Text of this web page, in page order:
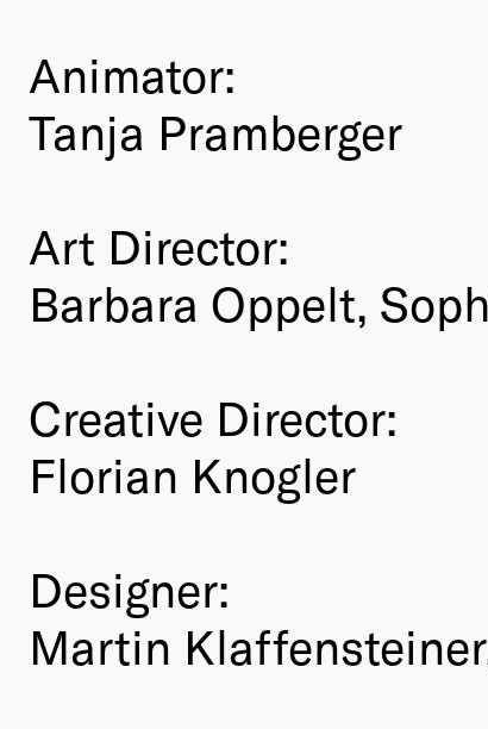
Animator:
Tanja Pramberger
Art Director:
Barbara Oppelt,
Creative Director:
Florian Knogler
Designer:
Martin